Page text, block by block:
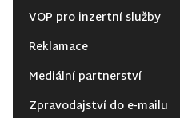
VOP pro inzertní služby
Reklamace
Mediální partnerství
Zpravodajství do e-mailu